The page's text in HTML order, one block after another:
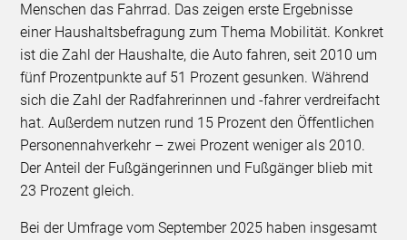
Menschen das Fahrrad. Das zeigen erste Ergebnisse
einer Haushaltsbefragung zum Thema Mobilität. Konkret
ist die Zahl der Haushalte, die Auto fahren, seit 2010 um
fünf Prozentpunkte auf 51 Prozent gesunken. Während
sich die Zahl der Radfahrerinnen und -fahrer verdreifacht
hat. Außerdem nutzen rund 15 Prozent den Öffentlichen
Personennahverkehr – zwei Prozent weniger als 2010.
Der Anteil der Fußgängerinnen und Fußgänger blieb mit
23 Prozent gleich.
Bei der Umfrage vom September 2025 haben insgesamt